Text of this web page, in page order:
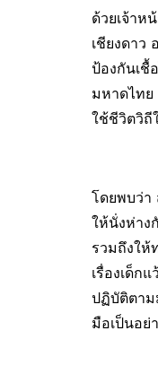
ด้วยเจ้าห
เชียงดาว
ป้องกันเชื้
มหาดไทย
ใช้ชีวิตวิถี
โดยพบว่า
ให้นั่งห่าง
รวมถึงให้
เรื่องเด็ก
ปฏิบัติตาม
มือเป็นอย่